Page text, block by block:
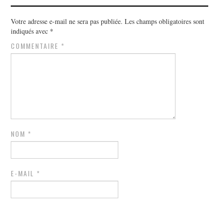
Votre adresse e-mail ne sera pas publiée. Les champs obligatoires sont
indiqués avec *
COMMENTAIRE *
NOM *
E-MAIL *